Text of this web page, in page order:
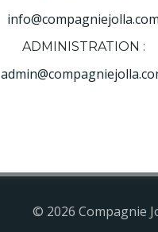
info@compagniejolla.com
ADMINISTRATION :
© 2026 Compagnie